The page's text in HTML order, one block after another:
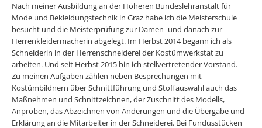
Nach meiner Ausbildung an der Höheren Bundeslehranstalt für
Mode und Bekleidungstechnik in Graz habe ich die Meisterschule
besucht und die Meisterprüfung zur Damen- und danach zur
Herrenkleidermacherin abgelegt. Im Herbst 2014 begann ich als
Schneiderin in der Herrenschneiderei der Kostümwerkstat zu
arbeiten. Und seit Herbst 2015 bin ich stellvertretender Vorstand.
Zu meinen Aufgaben zählen neben Besprechungen mit
Kostümbildnern über Schnittführung und Stoffauswahl auch das
Maßnehmen und Schnittzeichnen, der Zuschnitt des Modells,
Anproben, das Abzeichnen von Änderungen und die Übergabe und
Erklärung an die Mitarbeiter in der Schneiderei. Bei Fundusstücken